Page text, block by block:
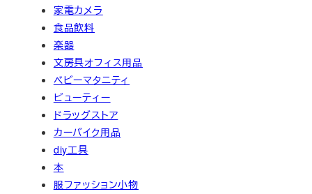
家電カメラ
食品飲料
楽器
文房具オフィス用品
ベビーマタニティ
ビューティー
ドラッグストア
カーバイク用品
diy工具
本
服ファッション小物